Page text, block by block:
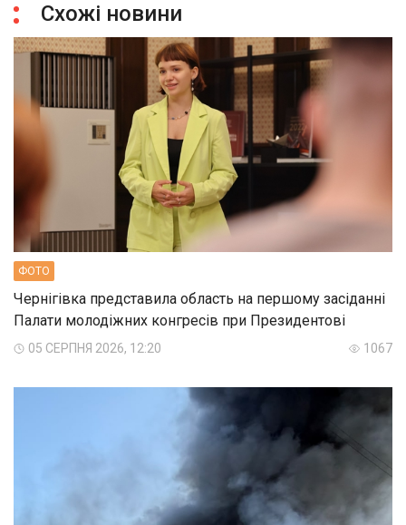
Схожі новини
ФОТО
Чернігівка представила область на першому засіданні
Палати молодіжних конгресів при Президентові
05 СЕРПНЯ 2026, 12:20 1067